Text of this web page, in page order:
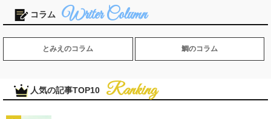
コラム
とみえのコラム 鯛のコラム
人気の記事TOP10